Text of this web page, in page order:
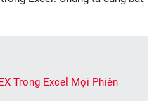
Trong Excel Mọi Phiên